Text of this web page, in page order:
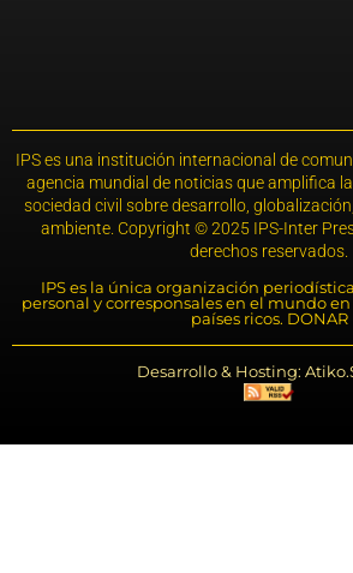
IPS es una institución internacional de
agencia mundial de noticias que amplifica
sociedad civil sobre desarrollo,
ambiente. Copyright © 2025 IPS-Inter
derechos reservados.
IPS es la única organización
personal y corresponsales en el mundo
países ricos. DONAR
Desarrollo & Hosting: